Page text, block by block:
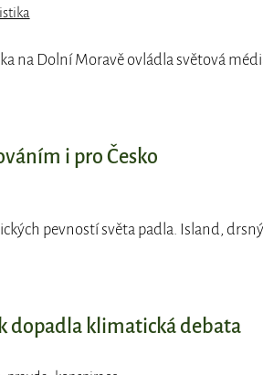
na Dolní Moravě ovládla světová
i pro Česko
pevností světa padla. Island, drsný
dopadla klimatická debata